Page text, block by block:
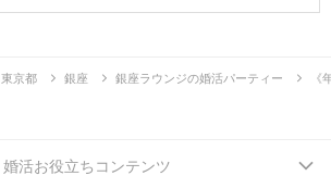
東京都 銀座 銀座ラウンジの婚活パーティー 《
婚活お役立ちコンテンツ